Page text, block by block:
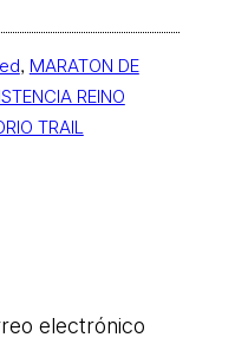
, MARATON DE
REINO
TRAIL
electrónico